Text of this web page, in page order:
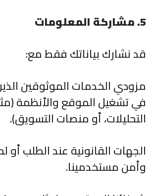
5. مشاركة المعلومات
قد نشارك بياناتك فقط مع:
مزودي الخدمات الموثوقين
في تشغيل الموقع والأنظمة
التحليلات، أو منصات التسويق).
الجهات القانونية عند الطلب أو
وأمن مستخدمينا.